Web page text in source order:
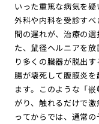
いった重篤な病気を
外科や内科を受診す
間の遅れが、治療の
た、鼠径ヘルニアを
り多くの臓器が脱出
腸が壊死して腹膜炎
ます。このような「
がり、触れるだけで
ってからでは、通常